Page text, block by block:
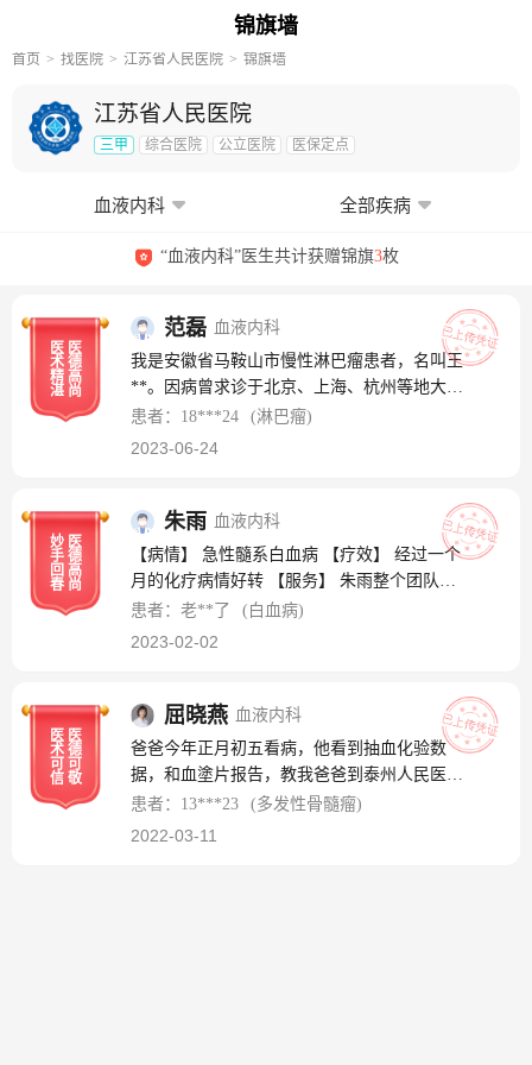
锦旗墙
首页 找医院 江苏省人民医院 锦旗墙
江苏省人民医院
三甲 综合医院 公立医院 医保定点
“血液内科”医生共计获赠锦旗3枚
血液内科 全部疾病
医
术
精
湛
医
德
高
尚
范磊 血液内科
我是安徽省马鞍山市慢性淋巴瘤患者，名叫王
**。因病曾求诊于北京、上海、杭州等地大医
院，时长近一年，时间耽误了，钱花了，病因
并未找到，症状仍不见好转。19年经人推荐让
磊医生，我对范主任并不了解，当时抱着试试
看的心情入住了范主任的病房。我的症状主要
是肚子腹水，其他医院都将我作为肝腹水治
每天靠大量放腹水缓解症状，经范主任及其团
队一个多月的治疗，腹水基本消逝了。而且治
到的常用、廉价药。我认为能有这样的成效，
肯定与范主任的医术精湛有关，更与他的医者
仁心有关。我就是一个普通的老百姓，与范主
任非亲非故，即没有找人拉并系，更没有给范
主任一分钱的利益输送。我和我的家人认为，
这样的尽智尽力的好医生值得信赖、表扬、点
患者：18***24 (淋巴瘤)
2023-06-24
妙
手
回
春
医
德
高
尚
朱雨 血液内科
【病情】 急性髓系白血病 【疗效】 经过一个
月的化疗病情好转 【服务】 朱雨整个团队和
蔼可亲，对患者平易近人，使患者感到十分温
暖，回到家的感觉 【致谢】 朱雨医师医技精
患者：老**了 (白血病)
2023-02-02
医
术
可
信
医
德
可
敬
屈晓燕 血液内科
爸爸今年正月初五看病，他看到抽血化验数
据，和血塗片报告，教我爸爸到泰州人民医院
做个骨穿检查，屈医生太好了，对待病人看病
很仔细，说话言语很温柔，是个好医生！
患者：13***23 (多发性骨髓瘤)
2022-03-11